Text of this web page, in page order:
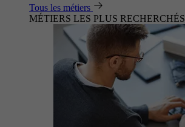
Tous les métiers
MÉTIERS LES PLUS RECHERCHÉS